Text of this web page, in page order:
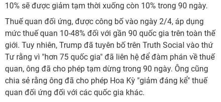
10% sẽ được giảm tạm thời xuống còn 10% trong 90 ngày.
Thuế quan đối ứng, được công bố vào ngày 2/4, áp dụng
mức thuế quan 10-48% đối với gần 90 quốc gia trên toàn thế
giới. Tuy nhiên, Trump đã tuyên bố trên Truth Social vào thứ
Tư rằng vì "hơn 75 quốc gia" đã liên hệ để đàm phán về thuế
quan, ông đã cho phép tạm dừng trong 90 ngày. Ông cũng
chia sẻ rằng ông đã cho phép Hoa Kỳ "giảm đáng kể" thuế
quan đối ứng đối với các quốc gia khác.